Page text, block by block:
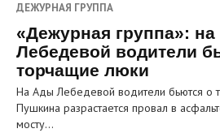
ДЕЖУРНАЯ ГРУППА
«Дежурная группа»:
Лебедевой водители
торчащие люки
На Ады Лебедевой водители бьются о
Пушкина разрастается провал в
мосту…